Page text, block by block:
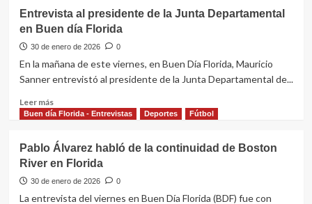
el
Campeonato
Integración
Sub-
y
15
Avenida
Entrevista al presidente de la Junta Departamental
en Buen día Florida
30 de enero de 2026 0
En la mañana de este viernes, en Buen Día Florida, Mauricio
Sanner entrevistó al presidente de la Junta Departamental de...
Leer másLeer
más
Entrevista
al
presidente
de
Buen día Florida - Entrevistas Deportes Fútbol
Pablo Álvarez habló de la continuidad de Boston
River en Florida
30 de enero de 2026 0
La entrevista del viernes en Buen Día Florida (BDF) fue con